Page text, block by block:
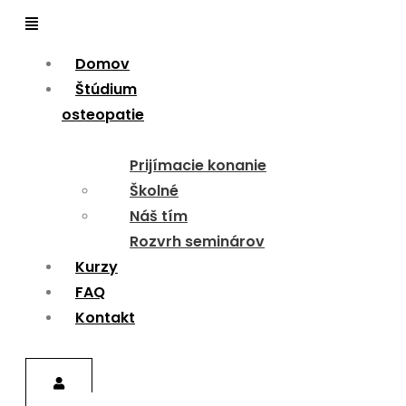
Menu
Domov
Štúdium
osteopatie
Prijímacie konanie
Školné
Náš tím
Rozvrh seminárov
Kurzy
FAQ
Kontakt